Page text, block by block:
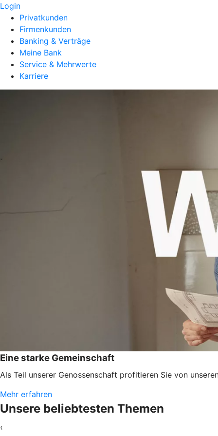
Login
Privatkunden
Firmenkunden
Banking & Verträge
Meine Bank
Service & Mehrwerte
Karriere
Eine starke Gemeinschaft
Als Teil unserer Genossenschaft profitieren Sie von
Mehr erfahren
Unsere beliebtesten Themen
‹